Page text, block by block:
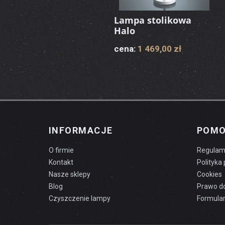
Lampa stolikowa
Halo
cena: 1 469,00 zł
INFORMACJE
O firmie
Kontakt
Nasze sklepy
Blog
Czyszczenie lampy
Polityka
Cookies
Prawo